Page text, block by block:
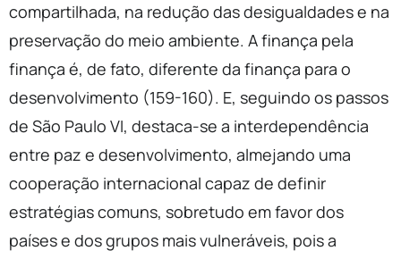
compartilhada, na redução das desigualdades e na
preservação do meio ambiente. A finança pela
finança é, de fato, diferente da finança para o
desenvolvimento (159-160). E, seguindo os passos
de São Paulo VI, destaca-se a interdependência
entre paz e desenvolvimento, almejando uma
cooperação internacional capaz de definir
estratégias comuns, sobretudo em favor dos
países e dos grupos mais vulneráveis, pois a